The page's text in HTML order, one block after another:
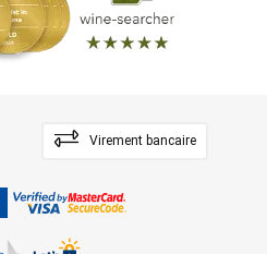
Virement bancaire